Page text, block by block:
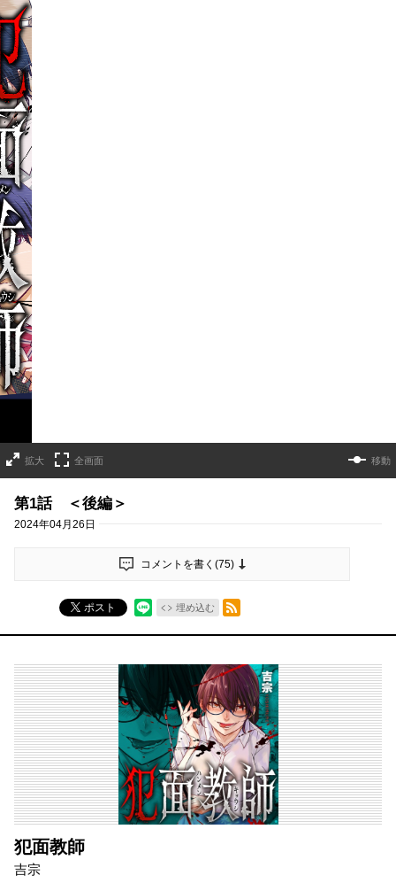
拡大 全画面 移動
第1話 ＜後編＞
2024年04月26日
コメントを書く(75)
ポスト 埋め込む
RSSフィード
犯面教師
吉宗